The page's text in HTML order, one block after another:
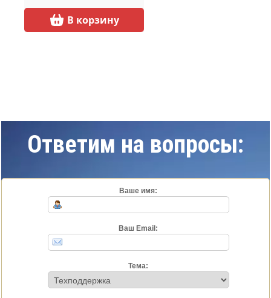
В корзину
Ответим на вопросы:
Ваше имя:
Ваш Email:
Тема: